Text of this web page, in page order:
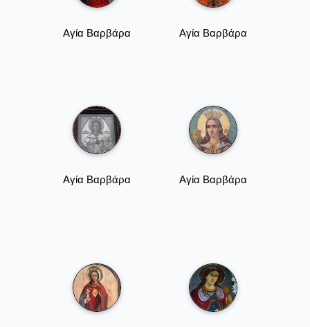
Αγία Βαρβάρα Αγία Βαρβάρα
Αγία Βαρβάρα Αγία Βαρβάρα